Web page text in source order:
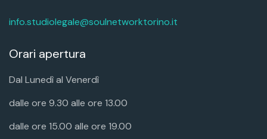
info.studiolegale@soulnetworktorino.it
Orari apertura
Dal Lunedì al Venerdì
dalle ore 9.30 alle ore 13.00
dalle ore 15.00 alle ore 19.00